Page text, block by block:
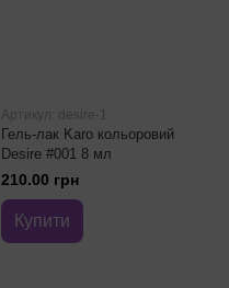
Артикул: desire-1
Гель-лак Karo кольоровий
Desire #001 8 мл
210.00 грн
Купити